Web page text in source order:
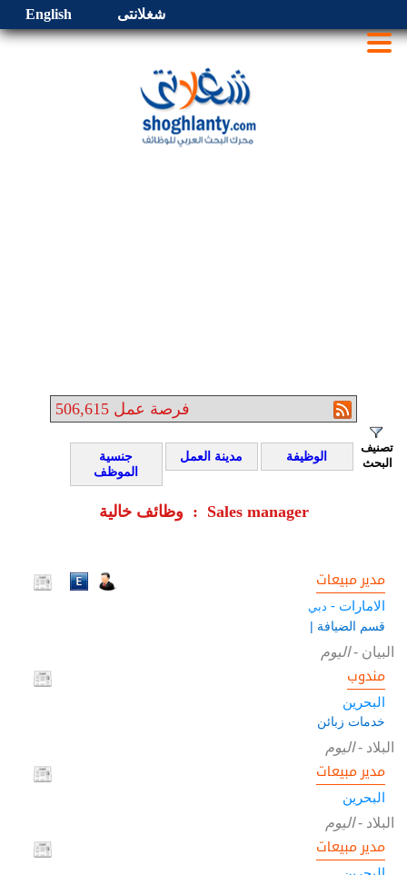
شغلانتى English
506,615 فرصة عمل
تصنيف
البحث
الوظيفة مدينة العمل
جنسية
الموظف
وظائف خالية : Sales manager
مدير مبيعات
الامارات - دبي
قسم الضيافة |
البيان -اليوم
مندوب
البحرين
خدمات زبائن
البلاد -اليوم
مدير مبيعات
البحرين
البلاد -اليوم
مدير مبيعات